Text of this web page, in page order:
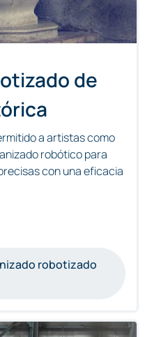
de
a artistas como
robótico para
con una eficacia
mecanizadas por
robotizado